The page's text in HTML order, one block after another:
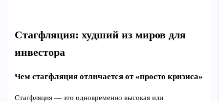
Стагфляция: худший из миров для
инвестора
Чем стагфляция отличается от «просто кризиса»
Стагфляция — это одновременно высокая или